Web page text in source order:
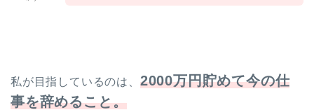
私が目指しているのは、 2000万円貯めて今の仕
事を辞めること。